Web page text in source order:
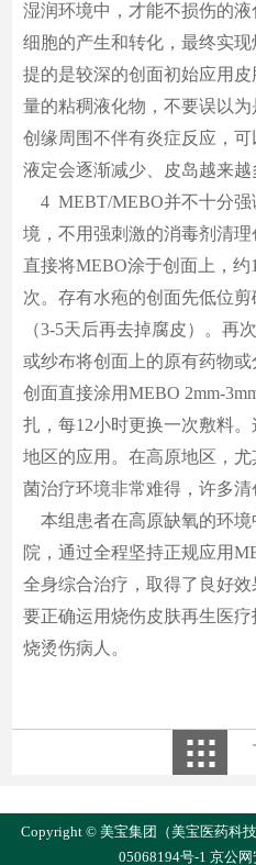
湿润环境中，才能不损伤的
细胞的产生和转化，最终实
提的是较深的创面初始应用
量的粘稠液化物，不要误以
创缘周围不伴有炎症反应，
液定会逐渐减少、皮岛越来越
4 MEBT/MEBO并不十分强
境，不用强刺激的消毒剂清理
直接将MEBO涂于创面上，约
次。存有水疱的创面先低位
（3-5天后再去掉腐皮）。再
或纱布将创面上的原有药物
创面直接涂用MEBO 2mm-
扎，每12小时更换一次敷料
地区的应用。在高原地区，
菌治疗环境非常难得，许多清
本组患者在高原缺氧的环境
院，通过全程坚持正规应用
全身综合治疗，取得了良好
要正确运用烧伤皮肤再生医
烧烫伤病人。
Copyright © 美宝集团（美宝医药科
05068194号-1 京公网